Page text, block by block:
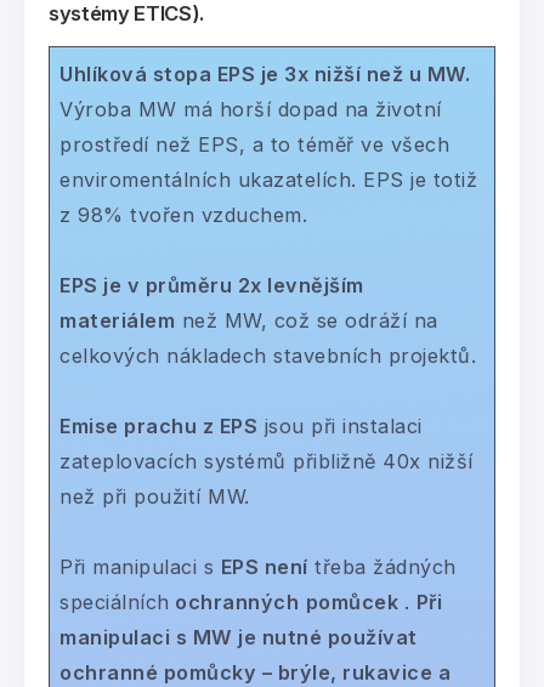
systémy ETICS).
Uhlíková stopa EPS je 3x nižší než u MW.
Výroba MW má horší dopad na životní
prostředí než EPS, a to téměř ve všech
enviromentálních ukazatelích. EPS je totiž
z 98% tvořen vzduchem.
EPS je v průměru 2x levnějším
materiálem než MW, což se odráží na
celkových nákladech stavebních projektů.
Emise prachu z EPS jsou při instalaci
zateplovacích systémů přibližně 40x nižší
než při použití MW.
Při manipulaci s EPS není třeba žádných
speciálních ochranných pomůcek . Při
manipulaci s MW je nutné používat
ochranné pomůcky – brýle, rukavice a